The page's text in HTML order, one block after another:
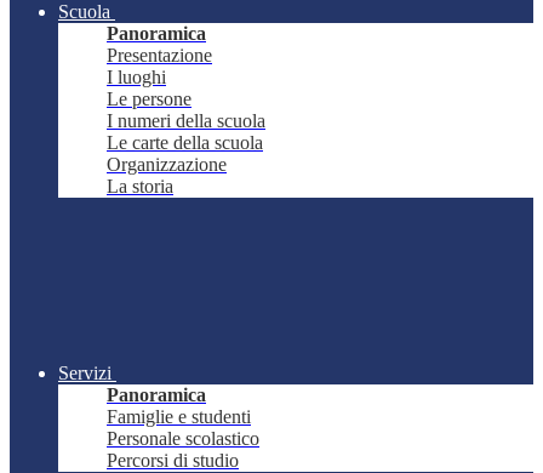
Scuola
Panoramica
Presentazione
I luoghi
Le persone
I numeri della scuola
Le carte della scuola
Organizzazione
La storia
Servizi
Panoramica
Famiglie e studenti
Personale scolastico
Percorsi di studio